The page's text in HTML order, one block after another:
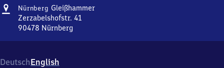
Adresse
Nürnberg GleißhammerNürnberg-
Zerzabelshofstr. 41
90478 Nürnberg
Zerzabelshofstr.
DeutschEnglish